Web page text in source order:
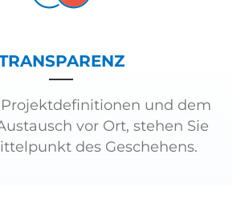
und dem
vor Ort, stehen Sie
des Geschehens.